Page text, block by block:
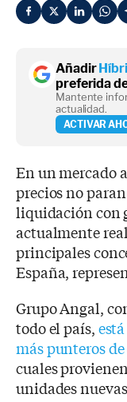
Añadir
preferida
Mantente
actualidad.
ACTIVAR
En un mercado
precios no
liquidación con
actualmente
principales
España,
Grupo Angal,
todo el país,
más punteros
cuales
unidades